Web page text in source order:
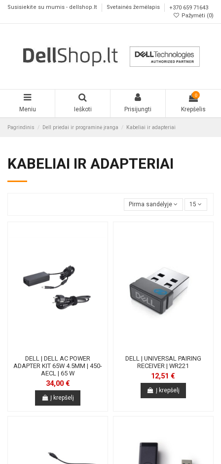
Susisiekite su mumis - dellshop.lt Svetainės žemėlapis
+370 659 71643
Pažymėti (0)
Meniu Ieškoti Prisijungti
0
Krepšelis
Pagrindinis Dell priedai ir programinė įranga Kabeliai ir adapteriai
KABELIAI IR ADAPTERIAI
Pirma sandėlyje 15
DELL | DELL AC POWER
ADAPTER KIT 65W 4.5MM | 450-
AECL | 65 W
34,00 €
Į krepšelį
DELL | UNIVERSAL PAIRING
RECEIVER | WR221
12,51 €
Į krepšelį